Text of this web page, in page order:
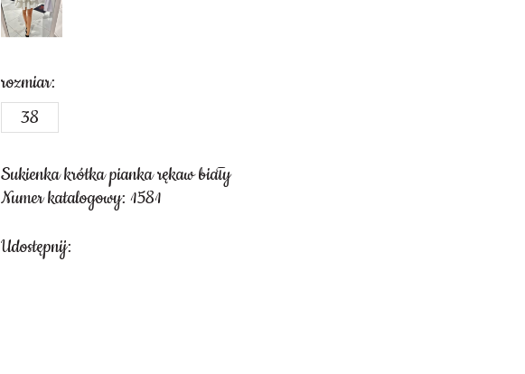
rozmiar:
38
Sukienka krótka pianka rękaw biały
Numer katalogowy: 1581
Udostępnij: